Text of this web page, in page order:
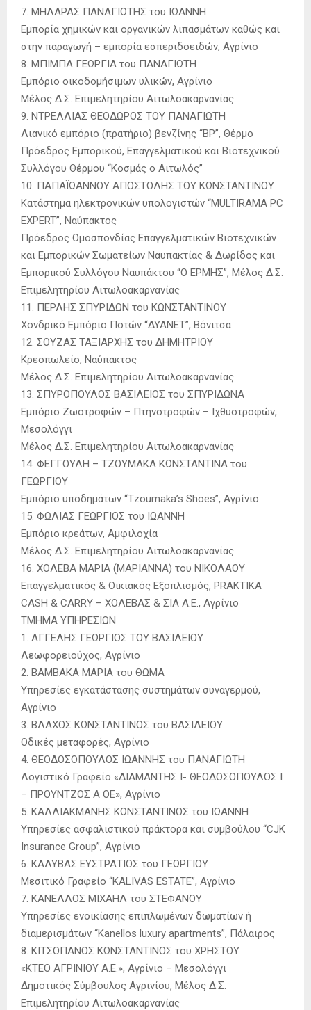
7. ΜΗΛΑΡΑΣ ΠΑΝΑΓΙΩΤΗΣ του ΙΩΑΝΝΗ
Εμπορία χημικών και οργανικών λιπασμάτων καθώς και
στην παραγωγή – εμπορία εσπεριδοειδών, Αγρίνιο
8. ΜΠΙΜΠΑ ΓΕΩΡΓΙΑ του ΠΑΝΑΓΙΩΤΗ
Εμπόριο οικοδομήσιμων υλικών, Αγρίνιο
Μέλος Δ.Σ. Επιμελητηρίου Αιτωλοακαρνανίας
9. ΝΤΡΕΛΛΙΑΣ ΘΕΟΔΩΡΟΣ ΤΟΥ ΠΑΝΑΓΙΩΤΗ
Λιανικό εμπόριο (πρατήριο) βενζίνης “BP”, Θέρμο
Πρόεδρος Εμπορικού, Επαγγελματικού και Βιοτεχνικού
Συλλόγου Θέρμου “Κοσμάς ο Αιτωλός”
10. ΠΑΠΑΪΩΑΝΝΟΥ ΑΠΟΣΤΟΛΗΣ ΤΟΥ ΚΩΝΣΤΑΝΤΙΝΟΥ
Κατάστημα ηλεκτρονικών υπολογιστών “MULTIRAMA PC
EXPERT”, Ναύπακτος
Πρόεδρος Ομοσπονδίας Επαγγελματικών Βιοτεχνικών
και Εμπορικών Σωματείων Ναυπακτίας & Δωρίδος και
Εμπορικού Συλλόγου Ναυπάκτου “Ο ΕΡΜΗΣ”, Μέλος Δ.Σ.
Επιμελητηρίου Αιτωλοακαρνανίας
11. ΠΕΡΛΗΣ ΣΠΥΡΙΔΩΝ του ΚΩΝΣΤΑΝΤΙΝΟΥ
Χονδρικό Εμπόριο Ποτών “ΔΥΑΝΕΤ”, Βόνιτσα
12. ΣΟΥΖΑΣ ΤΑΞΙΑΡΧΗΣ του ΔΗΜΗΤΡΙΟΥ
Κρεοπωλείο, Ναύπακτος
Μέλος Δ.Σ. Επιμελητηρίου Αιτωλοακαρνανίας
13. ΣΠΥΡΟΠΟΥΛΟΣ ΒΑΣΙΛΕΙΟΣ του ΣΠΥΡΙΔΩΝΑ
Εμπόριο Ζωοτροφών – Πτηνοτροφών – Ιχθυοτροφών,
Μεσολόγγι
Μέλος Δ.Σ. Επιμελητηρίου Αιτωλοακαρνανίας
14. ΦΕΓΓΟΥΛΗ – ΤΖΟΥΜΑΚΑ ΚΩΝΣΤΑΝΤΙΝΑ του
ΓΕΩΡΓΙΟΥ
Εμπόριο υποδημάτων “Tzoumaka’s Shoes”, Αγρίνιο
15. ΦΩΛΙΑΣ ΓΕΩΡΓΙΟΣ του ΙΩΑΝΝΗ
Εμπόριο κρεάτων, Αμφιλοχία
Μέλος Δ.Σ. Επιμελητηρίου Αιτωλοακαρνανίας
16. ΧΟΛΕΒΑ ΜΑΡΙΑ (ΜΑΡΙΑΝΝΑ) του ΝΙΚΟΛΑΟΥ
Επαγγελματικός & Οικιακός Εξοπλισμός, PRAKTIKA
CASH & CARRY – ΧΟΛΕΒΑΣ & ΣΙΑ Α.Ε., Αγρίνιο
ΤΜΗΜΑ ΥΠΗΡΕΣΙΩΝ
1. ΑΓΓΕΛΗΣ ΓΕΩΡΓΙΟΣ ΤΟΥ ΒΑΣΙΛΕΙΟΥ
Λεωφορειούχος, Αγρίνιο
2. ΒΑΜΒΑΚΑ ΜΑΡΙΑ του ΘΩΜΑ
Υπηρεσίες εγκατάστασης συστημάτων συναγερμού,
Αγρίνιο
3. ΒΛΑΧΟΣ ΚΩΝΣΤΑΝΤΙΝΟΣ του ΒΑΣΙΛΕΙΟΥ
Οδικές μεταφορές, Αγρίνιο
4. ΘΕΟΔΟΣΟΠΟΥΛΟΣ ΙΩΑΝΝΗΣ του ΠΑΝΑΓΙΩΤΗ
Λογιστικό Γραφείο «ΔΙΑΜΑΝΤΗΣ Ι- ΘΕΟΔΟΣΟΠΟΥΛΟΣ Ι
– ΠΡΟΥΝΤΖΟΣ Α ΟΕ», Αγρίνιο
5. ΚΑΛΛΙΑΚΜΑΝΗΣ ΚΩΝΣΤΑΝΤΙΝΟΣ του ΙΩΑΝΝΗ
Υπηρεσίες ασφαλιστικού πράκτορα και συμβούλου “CJK
Insurance Group”, Αγρίνιο
6. ΚΑΛΥΒΑΣ ΕΥΣΤΡΑΤΙΟΣ του ΓΕΩΡΓΙΟΥ
Μεσιτικό Γραφείο “KALIVAS ESTATE”, Αγρίνιο
7. ΚΑΝΕΛΛΟΣ ΜΙΧΑΗΛ του ΣΤΕΦΑΝΟΥ
Υπηρεσίες ενοικίασης επιπλωμένων δωματίων ή
διαμερισμάτων “Kanellos luxury apartments”, Πάλαιρος
8. ΚΙΤΣΟΠΑΝΟΣ ΚΩΝΣΤΑΝΤΙΝΟΣ του ΧΡΗΣΤΟΥ
«ΚΤΕΟ ΑΓΡΙΝΙΟΥ Α.Ε.», Αγρίνιο – Μεσολόγγι
Δημοτικός Σύμβουλος Αγρινίου, Μέλος Δ.Σ.
Επιμελητηρίου Αιτωλοακαρνανίας